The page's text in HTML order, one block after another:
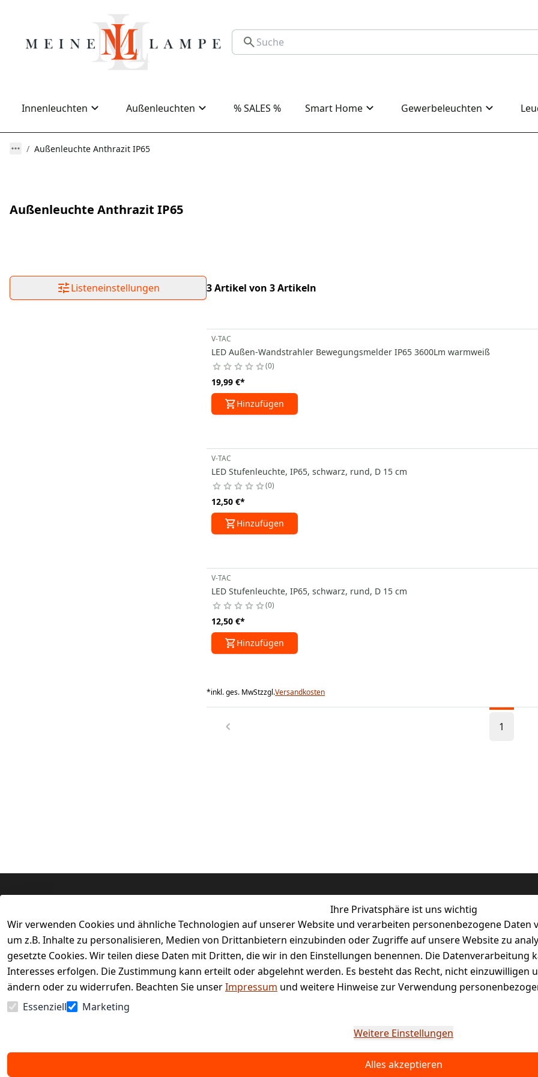
Innenleuchten Außenleuchten % SALES % Smart Home Gewerbeleuchten
Außenleuchte Anthrazit IP65
Außenleuchte Anthrazit IP65
Listeneinstellungen 3 Artikel von 3 Artikeln
V-TAC
LED Außen-Wandstrahler Bewegungsmelder IP65 3600Lm warmweiß
0
19,99 €*
Hinzufügen
V-TAC
LED Stufenleuchte, IP65, schwarz, rund, D 15 cm
0
12,50 €*
Hinzufügen
V-TAC
LED Stufenleuchte, IP65, schwarz, rund, D 15 cm
0
12,50 €*
Hinzufügen
*inkl. ges. MwStzzgl.Versandkosten
1
Ihre Privatsphäre ist uns wichtig
Wir verwenden Cookies und ähnliche Technologien auf unserer Website und verarbeiten personenbezogene Daten
um z.B. Inhalte zu personalisieren, Medien von Drittanbietern einzubinden oder Zugriffe auf unsere Website zu
gesetzte Cookies. Wir teilen diese Daten mit Dritten, die wir in den Einstellungen benennen. Die
Interesses erfolgen. Die Zustimmung kann erteilt oder abgelehnt werden. Es besteht das Recht, nicht einzuwilligen
ändern oder zu widerrufen. Beachten Sie unserImpressum und weitere Hinweise zur Verwendung
Essenziell
Marketing
Weitere Einstellungen
Alles akzeptieren
AGB
Impressum
Barrierefreiheitserklärung
Widerrufsrecht
Kontakt
Registrieren
Retourenportal